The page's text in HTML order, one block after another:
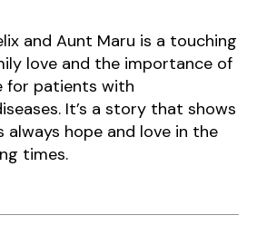
and Aunt Maru is a touching
love and the importance of
for patients with
It’s a story that shows
always hope and love in the
times.